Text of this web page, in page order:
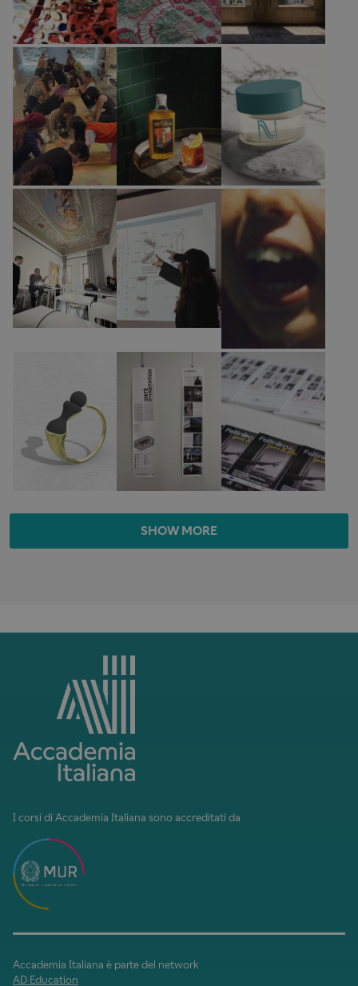
SHOW MORE
I corsi di Accademia Italiana sono accreditati da
Accademia Italiana è parte del network
AD Education